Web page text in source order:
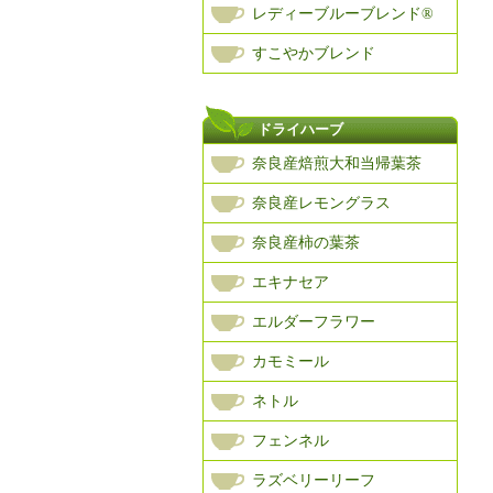
レディーブルーブレンド®
すこやかブレンド
ドライハーブ
奈良産焙煎大和当帰葉茶
奈良産レモングラス
奈良産柿の葉茶
エキナセア
エルダーフラワー
カモミール
ネトル
フェンネル
ラズベリーリーフ